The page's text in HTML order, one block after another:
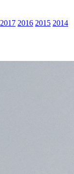
2017 2016 2015 2014